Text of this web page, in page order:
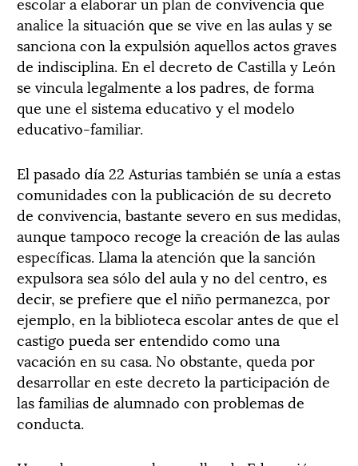
analice la situación que se vive en las aulas y se
sanciona con la expulsión aquellos actos graves
de indisciplina. En el decreto de Castilla y León
se vincula legalmente a los padres, de forma
que une el sistema educativo y el modelo
educativo-familiar.
El pasado día 22 Asturias también se unía a estas
comunidades con la publicación de su decreto
de convivencia, bastante severo en sus medidas,
aunque tampoco recoge la creación de las aulas
específicas. Llama la atención que la sanción
expulsora sea sólo del aula y no del centro, es
decir, se prefiere que el niño permanezca, por
ejemplo, en la biblioteca escolar antes de que el
castigo pueda ser entendido como una
vacación en su casa. No obstante, queda por
desarrollar en este decreto la participación de
las familias de alumnado con problemas de
conducta.